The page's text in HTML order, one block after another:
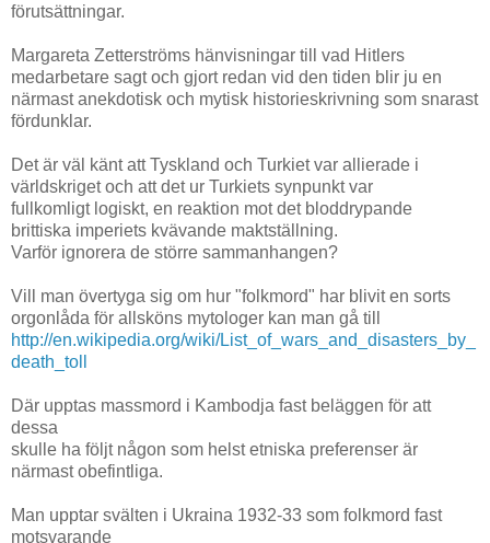
förutsättningar.
Margareta Zetterströms hänvisningar till vad Hitlers
medarbetare sagt och gjort redan vid den tiden blir ju en
närmast anekdotisk och mytisk historieskrivning som snarast
fördunklar.
Det är väl känt att Tyskland och Turkiet var allierade i
världskriget och att det ur Turkiets synpunkt var
fullkomligt logiskt, en reaktion mot det bloddrypande
brittiska imperiets kvävande maktställning.
Varför ignorera de större sammanhangen?
Vill man övertyga sig om hur "folkmord" har blivit en sorts
orgonlåda för allsköns mytologer kan man gå till
http://en.wikipedia.org/wiki/List_of_wars_and_disasters_by_
death_toll
Där upptas massmord i Kambodja fast beläggen för att
dessa
skulle ha följt någon som helst etniska preferenser är
närmast obefintliga.
Man upptar svälten i Ukraina 1932-33 som folkmord fast
motsvarande